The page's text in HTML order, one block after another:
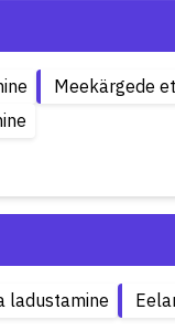
Meekärgede
ladustamine